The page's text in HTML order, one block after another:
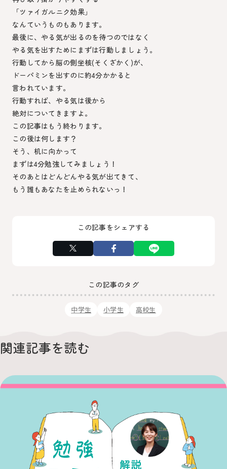
「ツァイガルニク効果」
なんていうものもあります。
最後に、やる気が出るのを待つのではなく
やる気を出すためにまずは行動しましょう。
行動してから脳の側坐核(そくざかく)が、
ドーパミンを出すのに約4分かかると
言われています。
行動すれば、やる気は後から
絶対についてきますよ。
この記事はもう終わります。
この後は何します？
そう、机に向かって
まずは4分勉強してみましょう！
そのあとはどんどんやる気が出てきて、
もう誰もあなたを止められないっ！
この記事をシェアする
この記事のタグ
中学生 小学生 高校生
関連記事を読む